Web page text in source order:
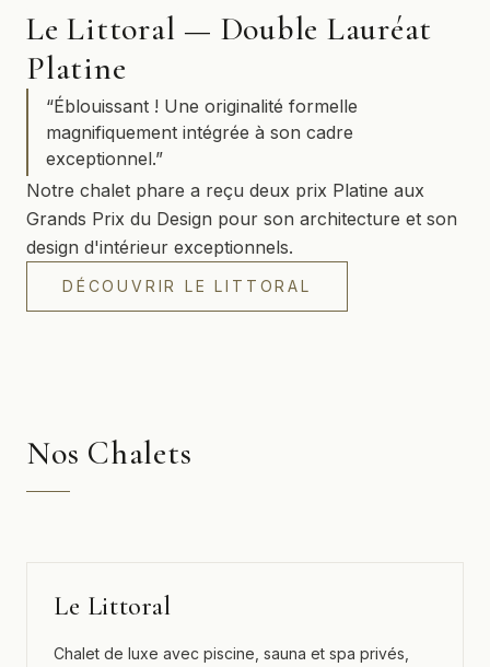
Le Littoral — Double Lauréat
Platine
“Éblouissant ! Une originalité formelle
magnifiquement intégrée à son cadre
exceptionnel.”
Notre chalet phare a reçu deux prix Platine aux
Grands Prix du Design pour son architecture et son
design d'intérieur exceptionnels.
DÉCOUVRIR LE LITTORAL
Nos Chalets
Le Littoral
Chalet de luxe avec piscine, sauna et spa privés,